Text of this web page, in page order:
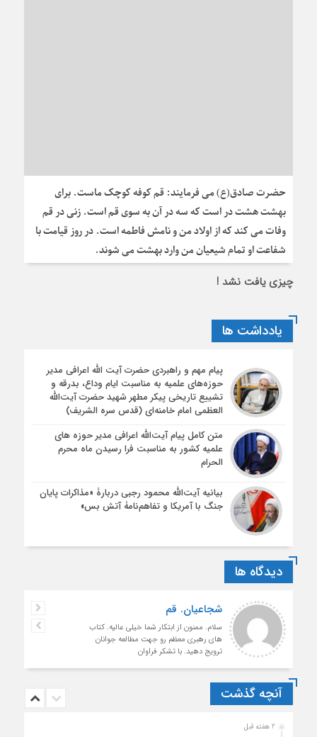
حضرت صادق(ع) می فرمایند: قم کوفه کوچک ماست. برای
بهشت هشت در است که سه در آن به سوی قم است. زنی در قم
وفات می کند که از اولاد من و نامش فاطمه است. در روز قیامت با
شفاعت او تمام شیعیان من وارد بهشت می شوند.
چیزی یافت نشد !
یادداشت ها
پیام مهم و راهبردی حضرت آیت الله اعرافی مدیر
حوزه‌های علمیه به مناسبت ایام وداع، بدرقه و
تشییع تاریخی پیکر مطهر شهید حضرت آیت‌الله
العظمی امام خامنه‌ای (قدس سره الشریف)
متن کامل پیام آیت‌الله اعرافی مدیر حوزه های
علمیه کشور به مناسبت فرا رسیدن ماه محرم
الحرام
بیانیه آیت‌الله محمود رجبی دربارۀ «مذاکرات پایان
جنگ با آمریکا و تفاهم‌نامۀ آتش بس»
دیدگاه ها
شجاعیان. قم
سلام. ممنون از ابتکار شما خیلی عالیه. کتاب
های رهبری معظم رو جهت مطالعه جوانان
ترویج دهید. با تشکر فراوان
آنچه گذشت
2 هفته قبل